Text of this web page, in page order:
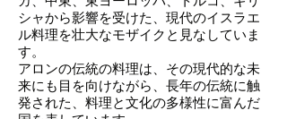
シャから影響を受けた、現代のイスラエ
ル料理を壮大なモザイクと見なしていま
す。
アロンの伝統の料理は、その現代的な未
来にも目を向けながら、長年の伝統に触
発された、料理と文化の多様性に富んだ